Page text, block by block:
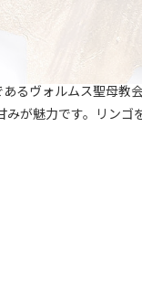
るヴォルムス聖母教
が魅力です。リンゴ